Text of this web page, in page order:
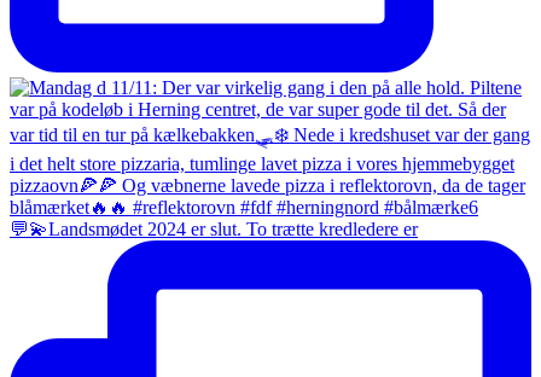
💬💫Landsmødet 2024 er slut. To trætte kredledere er